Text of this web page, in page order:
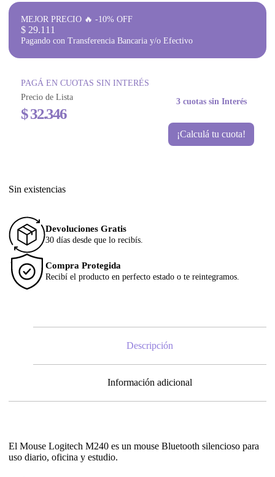
MEJOR PRECIO 🔥 -10% OFF
$ 29.111
Pagando con Transferencia Bancaria y/o Efectivo
PAGÁ EN CUOTAS SIN INTERÉS
Precio de Lista
$32.346
3 cuotas sin Interés
¡Calculá tu cuota!
Sin existencias
Devoluciones Gratis
30 días desde que lo recibís.
Compra Protegida
Recibí el producto en perfecto estado o te reintegramos.
Descripción
Información adicional
El Mouse Logitech M240 es un mouse Bluetooth silencioso para
uso diario, oficina y estudio.